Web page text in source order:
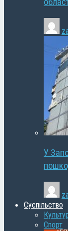
У
Суспільство
Спорт